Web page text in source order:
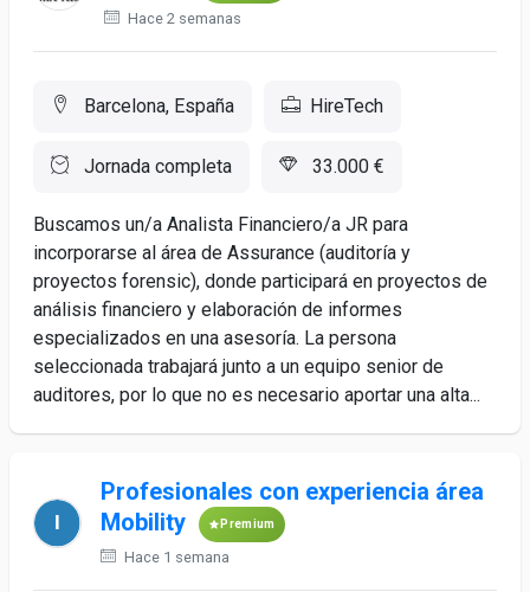
Hace 2 semanas
Barcelona, España HireTech
Jornada completa 33.000 €
Buscamos un/a Analista Financiero/a JR para
incorporarse al área de Assurance (auditoría y
proyectos forensic), donde participará en proyectos de
análisis financiero y elaboración de informes
especializados en una asesoría. La persona
seleccionada trabajará junto a un equipo senior de
auditores, por lo que no es necesario aportar una alta...
Profesionales con experiencia área
Mobility
Premium
Hace 1 semana